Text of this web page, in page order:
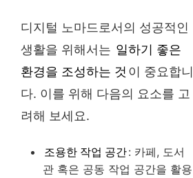
디지털 노마드로서의 성공적인
생활을 위해서는 일하기 좋은
환경을 조성하는 것 이 중요합니
다. 이를 위해 다음의 요소를 고
려해 보세요.
조용한 작업 공간: 카페, 도서
관 혹은 공동 작업 공간을 활용